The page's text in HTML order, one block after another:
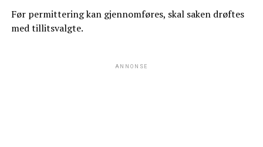
Før permittering kan gjennomføres, skal saken drøftes
med tillitsvalgte.
ANNONSE